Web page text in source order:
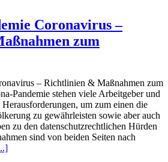
Coronavirus –
zum
– Richtlinien & Maßnahmen zum
Pandemie stehen viele Arbeitgeber und
um zum einen die
zu gewährleisten sowie aber auch
zu den datenschutzrechtlichen Hürden
sind von beiden Seiten nach